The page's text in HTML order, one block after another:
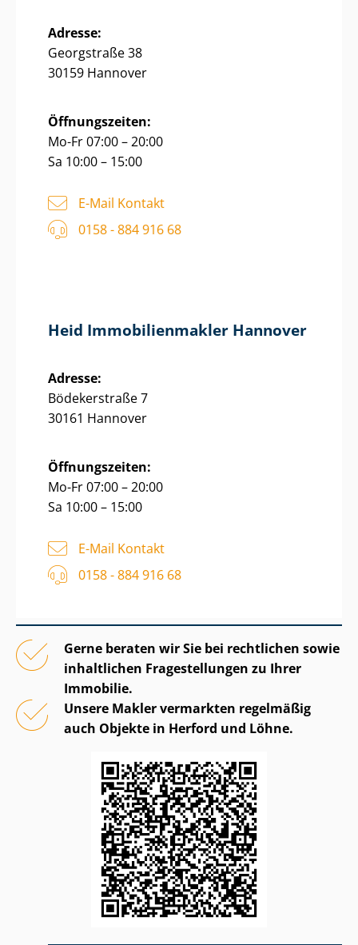
Adresse:
Georgstraße 38
30159 Hannover
Öffnungszeiten:
Mo-Fr 07:00 – 20:00
Sa 10:00 – 15:00
E-Mail Kontakt
0158 - 884 916 68
Heid Im­mo­bi­li­en­mak­ler Hannover
Adresse:
Bödekerstraße 7
30161 Hannover
Öffnungszeiten:
Mo-Fr 07:00 – 20:00
Sa 10:00 – 15:00
E-Mail Kontakt
0158 - 884 916 68
Gerne beraten wir Sie bei rechtlichen sowie
inhaltlichen Fragestellungen zu Ihrer
Immobilie.
Unsere Makler vermarkten regelmäßig
auch Objekte in Herford und Löhne.